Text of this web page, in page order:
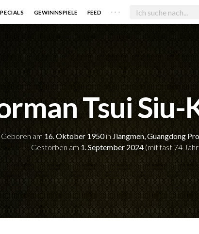
GEWINNSPIELE FEED . . .
Tsui Siu-
Geboren am 16. Oktober 1950in Jiangmen, Guangdong
Gestorben am 1. September 2024(mit fast 74